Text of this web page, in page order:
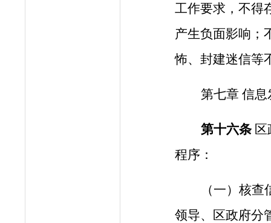
工作要求，不得
产生负面影响；
怖、封建迷信等
第七章 信息
第十六条
程序：
（一）核
领导、区政府分